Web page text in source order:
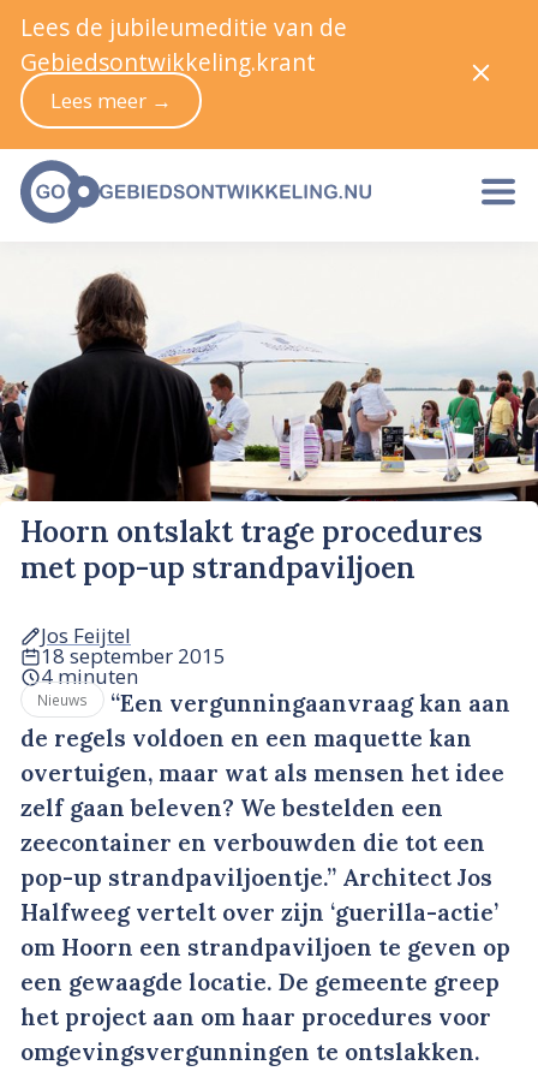
Hoorn ontslakt trage procedures
met pop-up strandpaviljoen
Jos Feijtel
18 september 2015
4 minuten
Nieuws
“Een vergunningaanvraag kan aan
de regels voldoen en een maquette kan
overtuigen, maar wat als mensen het idee
zelf gaan beleven? We bestelden een
zeecontainer en verbouwden die tot een
pop-up strandpaviljoentje.” Architect Jos
Halfweeg vertelt over zijn ‘guerilla-actie’
om Hoorn een strandpaviljoen te geven op
een gewaagde locatie. De gemeente greep
het project aan om haar procedures voor
omgevingsvergunningen te ontslakken.
Lees de jubileumeditie van de
Gebiedsontwikkeling.krant
Lees meer →